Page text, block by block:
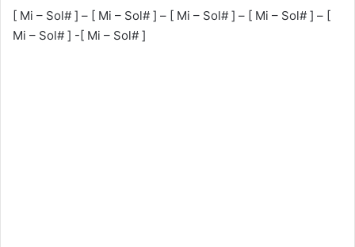
[ Mi – Sol# ] – [ Mi – Sol# ] – [ Mi – Sol# ] – [ Mi – Sol# ] – [
Mi – Sol# ] -[ Mi – Sol# ]